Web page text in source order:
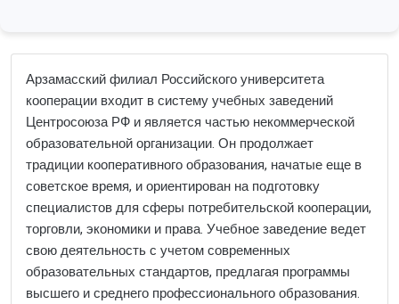
Арзамасский филиал Российского университета
кооперации входит в систему учебных заведений
Центросоюза РФ и является частью некоммерческой
образовательной организации. Он продолжает
традиции кооперативного образования, начатые еще в
советское время, и ориентирован на подготовку
специалистов для сферы потребительской кооперации,
торговли, экономики и права. Учебное заведение ведет
свою деятельность с учетом современных
образовательных стандартов, предлагая программы
высшего и среднего профессионального образования.